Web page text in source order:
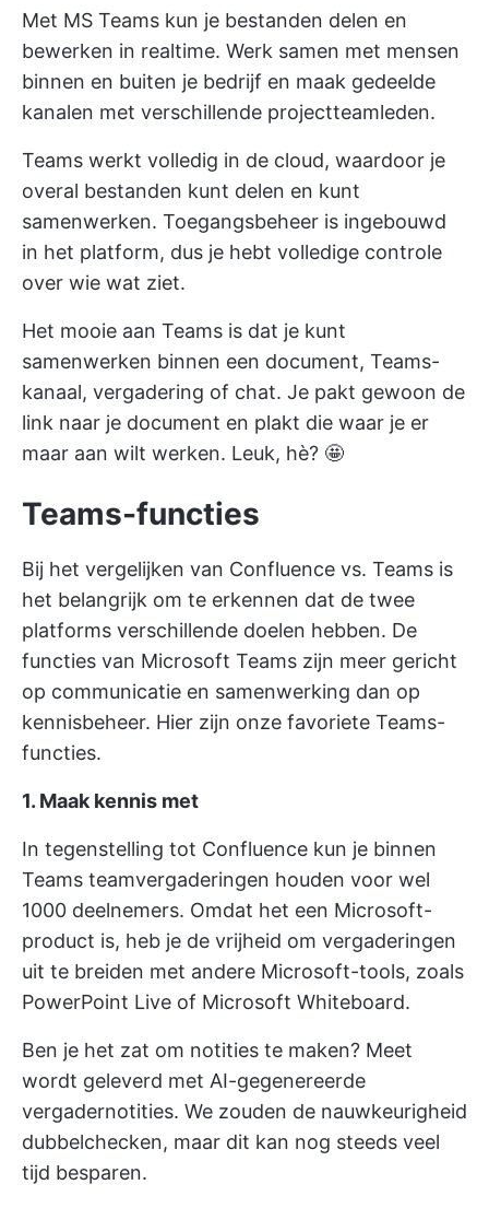
Met MS Teams kun je bestanden delen en
bewerken in realtime. Werk samen met mensen
binnen en buiten je bedrijf en maak gedeelde
kanalen met verschillende projectteamleden.
Teams werkt volledig in de cloud, waardoor je
overal bestanden kunt delen en kunt
samenwerken. Toegangsbeheer is ingebouwd
in het platform, dus je hebt volledige controle
over wie wat ziet.
Het mooie aan Teams is dat je kunt
samenwerken binnen een document, Teams-
kanaal, vergadering of chat. Je pakt gewoon de
link naar je document en plakt die waar je er
maar aan wilt werken. Leuk, hè? 🤩
Teams-functies
Bij het vergelijken van Confluence vs. Teams is
het belangrijk om te erkennen dat de twee
platforms verschillende doelen hebben. De
functies van Microsoft Teams zijn meer gericht
op communicatie en samenwerking dan op
kennisbeheer. Hier zijn onze favoriete Teams-
functies.
1. Maak kennis met
In tegenstelling tot Confluence kun je binnen
Teams teamvergaderingen houden voor wel
1000 deelnemers. Omdat het een Microsoft-
product is, heb je de vrijheid om vergaderingen
uit te breiden met andere Microsoft-tools, zoals
PowerPoint Live of Microsoft Whiteboard.
Ben je het zat om notities te maken? Meet
wordt geleverd met AI-gegenereerde
vergadernotities. We zouden de nauwkeurigheid
dubbelchecken, maar dit kan nog steeds veel
tijd besparen.